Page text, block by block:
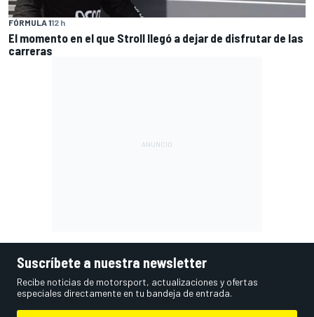
FÓRMULA 112 h
El momento en el que Stroll llegó a dejar de disfrutar de las
carreras
Suscríbete a nuestra newsletter
Recibe noticias de motorsport, actualizaciones y ofertas
especiales directamente en tu bandeja de entrada.